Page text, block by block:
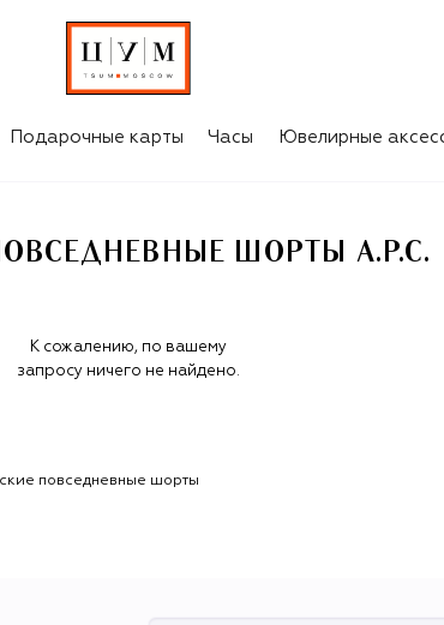
Подарочные карты Часы Ювелирные
ШОРТЫ A.P.C.
К сожалению, по вашему
запросу ничего не найдено.
повседневные шорты